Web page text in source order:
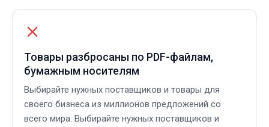
Товары разбросаны по PDF-файлам,
бумажным носителям
Выбирайте нужных поставщиков и товары для
своего бизнеса из миллионов предложений со
всего мира. Выбирайте нужных поставщиков и